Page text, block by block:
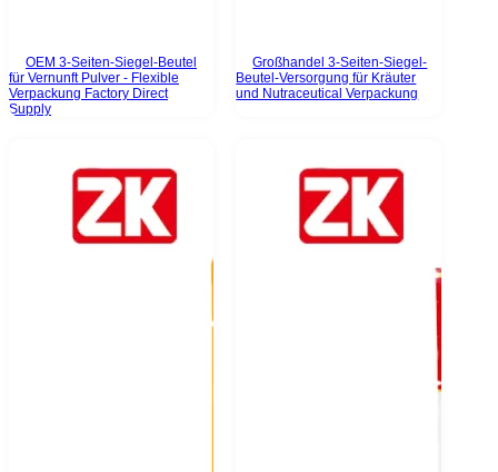
OEM 3-Seiten-Siegel-Beutel
für Vernunft Pulver - Flexible
Verpackung Factory Direct
Supply
Großhandel 3-Seiten-Siegel-
Beutel-Versorgung für Kräuter
und Nutraceutical Verpackung